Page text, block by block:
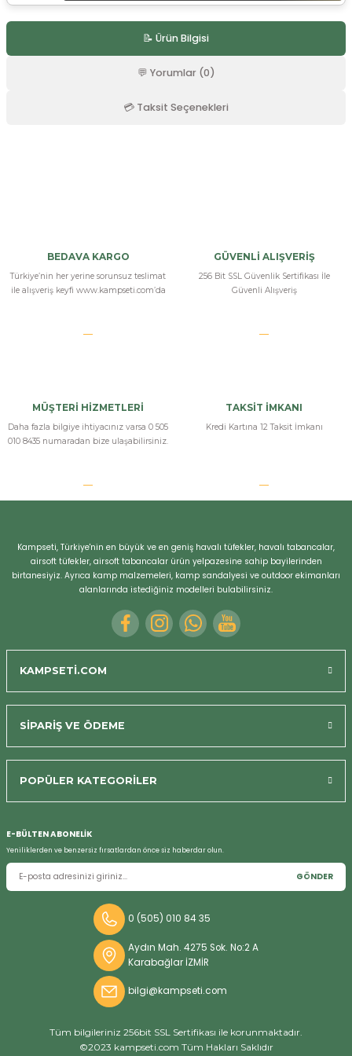
📝 Ürün Bilgisi
💬 Yorumlar (0)
💳 Taksit Seçenekleri
BEDAVA KARGO
Türkiye’nin her yerine sorunsuz teslimat
ile alışveriş keyfi www.kampseti.com’da
GÜVENLİ ALIŞVERİŞ
256 Bit SSL Güvenlik Sertifikası İle
Güvenli Alışveriş
MÜŞTERİ HİZMETLERİ
Daha fazla bilgiye ihtiyacınız varsa 0 505
010 8435 numaradan bize ulaşabilirsiniz.
TAKSİT İMKANI
Kredi Kartına 12 Taksit İmkanı
Kampseti, Türkiye'nin en büyük ve en geniş havalı tüfekler, havalı tabancalar,
airsoft tüfekler, airsoft tabancalar ürün yelpazesine sahip bayilerinden
birtanesiyiz. Ayrıca kamp malzemeleri, kamp sandalyesi ve outdoor ekimanları
alanlarında istediğiniz modelleri bulabilirsiniz.
KAMPSETİ.COM
SİPARİŞ VE ÖDEME
POPÜLER KATEGORİLER
E-BÜLTEN ABONELİK
Yeniliklerden ve benzersiz fırsatlardan önce siz haberdar olun.
GÖNDER
0 (505) 010 84 35
Aydın Mah. 4275 Sok. No:2 A
Karabağlar İZMİR
bilgi@kampseti.com
Tüm bilgileriniz 256bit SSL Sertifikası ile korunmaktadır.
©2023 kampseti.com Tüm Hakları Saklıdır
Bizi Arayın